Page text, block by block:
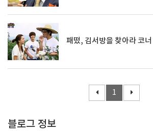
패떴, 김서방을 찾아라 코너
1
블로그 정보